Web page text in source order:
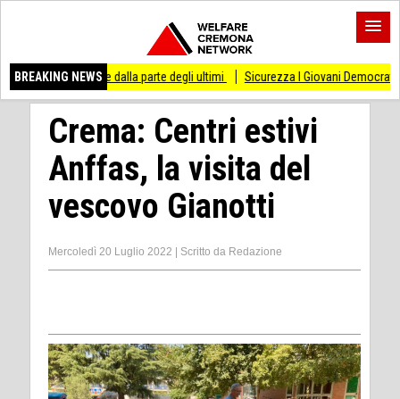
BREAKING NEWS
di stare dalla parte degli ultimi Sicurezza I Giovani Democratici
Crema: Centri estivi
Anffas, la visita del
vescovo Gianotti
Mercoledì 20 Luglio 2022 Scritto da Redazione